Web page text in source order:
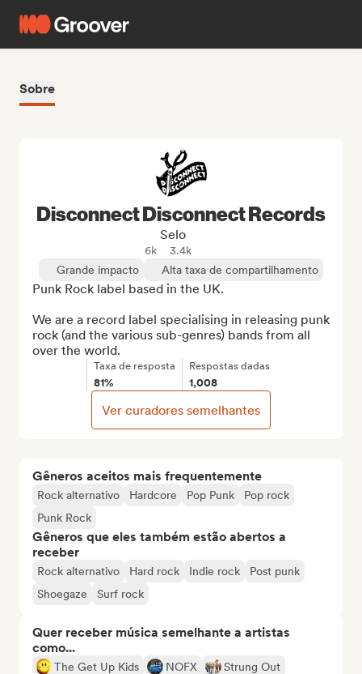
Sobre
Gêneros aceitos mais frequentemente
Rock alternativo Hardcore Pop Punk
Pop rock
Punk Rock
Gêneros que eles também estão abertos a
receber
Rock alternativo Hard rock Indie rock
Post punk
Shoegaze
Surf rock
Quer receber música semelhante a artistas
como...
The Get Up Kids NOFX
Strung Out
Disconnect Disconnect Records
Selo
6k
3.4k
Grande impacto
Alta taxa de compartilhamento
Punk Rock label based in the UK.
We are a record label specialising in releasing punk
rock (and the various sub-genres) bands from all
over the world.
Taxa de resposta
81%
Respostas dadas
1,008
Ver curadores semelhantes